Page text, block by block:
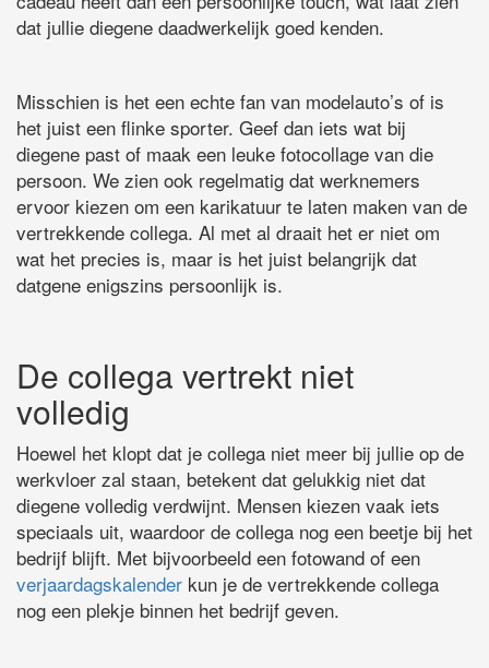
dat jullie diegene daadwerkelijk goed kenden.
Misschien is het een echte fan van modelauto’s of is
het juist een flinke sporter. Geef dan iets wat bij
diegene past of maak een leuke fotocollage van die
persoon. We zien ook regelmatig dat werknemers
ervoor kiezen om een karikatuur te laten maken van de
vertrekkende collega. Al met al draait het er niet om
wat het precies is, maar is het juist belangrijk dat
datgene enigszins persoonlijk is.
De collega vertrekt niet
volledig
Hoewel het klopt dat je collega niet meer bij jullie op de
werkvloer zal staan, betekent dat gelukkig niet dat
diegene volledig verdwijnt. Mensen kiezen vaak iets
speciaals uit, waardoor de collega nog een beetje bij het
bedrijf blijft. Met bijvoorbeeld een fotowand of een
verjaardagskalender kun je de vertrekkende collega
nog een plekje binnen het bedrijf geven.